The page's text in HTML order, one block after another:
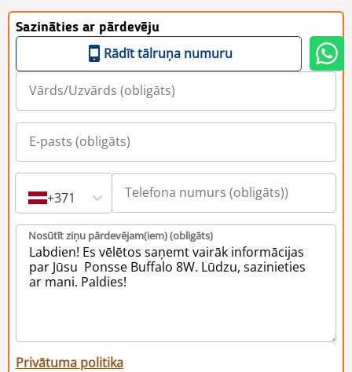
Sazināties ar pārdevēju
Rādīt tālruņa numuru
+371
Nosūtīt ziņu pārdevējam(iem) (obligāts)
Privātuma politika